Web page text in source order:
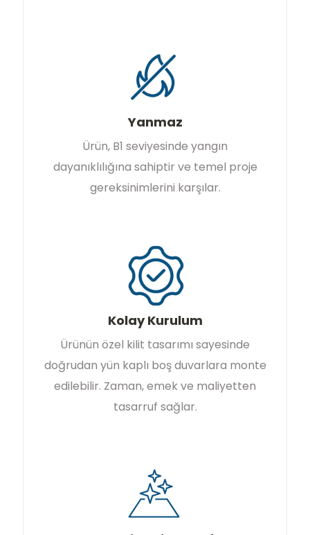
Yanmaz
Ürün, B1 seviyesinde yangın
dayanıklılığına sahiptir ve temel proje
gereksinimlerini karşılar.
Kolay Kurulum
Ürünün özel kilit tasarımı sayesinde
doğrudan yün kaplı boş duvarlara monte
edilebilir. Zaman, emek ve maliyetten
tasarruf sağlar.